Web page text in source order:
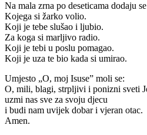
Na mala zrna po deseticama dodaju
Kojega si žarko volio.
Koji je tebe slušao i ljubio.
Za koga si marljivo radio.
Koji je tebi u poslu pomagao.
Koji je uza te bio kada si umirao.
Umjesto „O, moj Isuse” moli se:
O, mili, blagi, strpljivi i ponizni sveti
uzmi nas sve za svoju djecu
i budi nam uvijek dobar i vjeran otac.
Amen.